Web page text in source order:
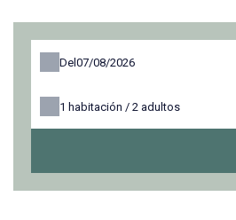
Del
1 habitación / 2 adultos